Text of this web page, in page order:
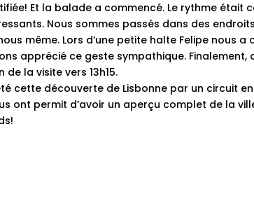
Et la balade a commencé. Le rythme était
Nous sommes passés dans des
même. Lors d’une petite halte Felipe nous
apprécié ce geste sympathique.
la visite vers 13h15.
cette découverte de Lisbonne par un circuit
ont permit d’avoir un aperçu complet de la